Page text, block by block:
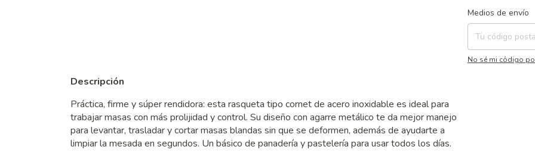
Entregas para el CP:
Medios de envío
No sé mi código
Descripción
Práctica, firme y súper rendidora: esta rasqueta tipo cornet de acero inoxidable es ideal para
trabajar masas con más prolijidad y control. Su diseño con agarre metálico te da mejor manejo
para levantar, trasladar y cortar masas blandas sin que se deformen, además de ayudarte a
limpiar la mesada en segundos. Un básico de panadería y pastelería para usar todos los días.